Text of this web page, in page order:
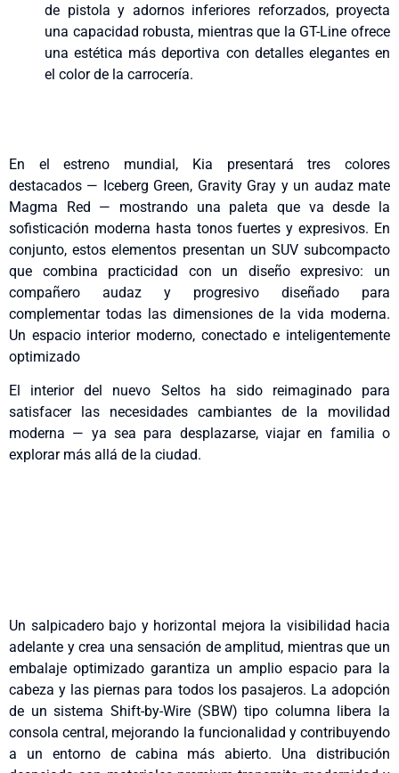
de pistola y adornos inferiores reforzados, proyecta
una capacidad robusta, mientras que la GT-Line ofrece
una estética más deportiva con detalles elegantes en
el color de la carrocería.
En el estreno mundial, Kia presentará tres colores
destacados — Iceberg Green, Gravity Gray y un audaz mate
Magma Red — mostrando una paleta que va desde la
sofisticación moderna hasta tonos fuertes y expresivos. En
conjunto, estos elementos presentan un SUV subcompacto
que combina practicidad con un diseño expresivo: un
compañero audaz y progresivo diseñado para
complementar todas las dimensiones de la vida moderna.
Un espacio interior moderno, conectado e inteligentemente
optimizado
El interior del nuevo Seltos ha sido reimaginado para
satisfacer las necesidades cambiantes de la movilidad
moderna — ya sea para desplazarse, viajar en familia o
explorar más allá de la ciudad.
Un salpicadero bajo y horizontal mejora la visibilidad hacia
adelante y crea una sensación de amplitud, mientras que un
embalaje optimizado garantiza un amplio espacio para la
cabeza y las piernas para todos los pasajeros. La adopción
de un sistema Shift-by-Wire (SBW) tipo columna libera la
consola central, mejorando la funcionalidad y contribuyendo
a un entorno de cabina más abierto. Una distribución